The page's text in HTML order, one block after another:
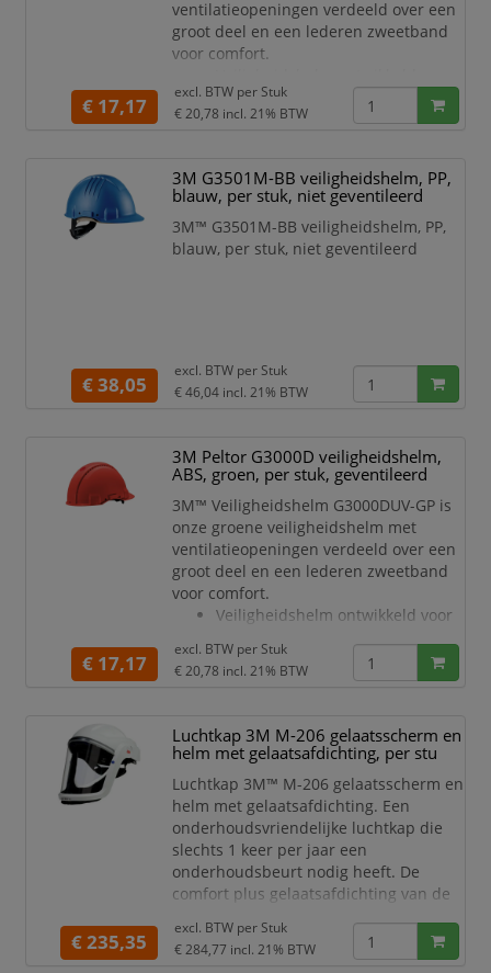
bescherming tegen
ventilatieopeningen verdeeld over een
groot deel en een lederen zweetband
voor comfort.
gebruik in veeleisende
omgevingen, met uitstekende
3M™ Uvicator™ sensorschijf die
aangeeft wanneer uw
veiligheidshelm te veel aan UV-
straling is blootgesteld en
€ 17,17
excl. BTW per Stuk
€ 20,78 incl. 21% BTW
3M G3501M-BB veiligheidshelm, PP,
blauw, per stuk, niet geventileerd
3M™ G3501M-BB veiligheidshelm, PP,
blauw, per stuk, niet geventileerd
€ 38,05
excl. BTW per Stuk
€ 46,04 incl. 21% BTW
3M Peltor G3000D veiligheidshelm,
ABS, groen, per stuk, geventileerd
3M™ Veiligheidshelm G3000DUV-GP is
onze groene veiligheidshelm met
ventilatieopeningen verdeeld over een
groot deel en een lederen zweetband
voor comfort.
Veiligheidshelm ontwikkeld voor
omgevingen, met uitstekende
ventilatie en een goed
3M™ Uvicator™ sensorschijf die
aangeeft wanneer uw
veiligheidshelm te veel aan UV-
straling is blootgesteld en
vervangen moet worden
Vloeiend afgerond ontwerp v
€ 17,17
excl. BTW per Stuk
€ 20,78 incl. 21% BTW
Luchtkap 3M M-206 gelaatsscherm en
helm met gelaatsafdichting, per stu
Luchtkap 3M™ M-206 gelaatsscherm en
helm met gelaatsafdichting. Een
onderhoudsvriendelijke luchtkap die
slechts 1 keer per jaar een
onderhoudsbeurt nodig heeft. De
comfort plus gelaatsafdichting van de
draagcomfort. Een duurzame luchtkap
die maar liefst gedurende 5 jaar kan
€ 235,35
excl. BTW per Stuk
€ 284,77 incl. 21% BTW